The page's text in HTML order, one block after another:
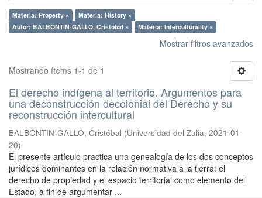
Materia: Property ×
Materia: History ×
Autor: BALBONTIN-GALLO, Cristóbal ×
Materia: Interculturality ×
Mostrar filtros avanzados
Mostrando ítems 1-1 de 1
El derecho indígena al territorio. Argumentos para
una deconstrucción decolonial del Derecho y su
reconstrucción intercultural
BALBONTIN-GALLO, Cristóbal (Universidad del Zulia, 2021-01-
20)
El presente artículo practica una genealogía de los dos conceptos
jurídicos dominantes en la relación normativa a la tierra: el
derecho de propiedad y el espacio territorial como elemento del
Estado, a fin de argumentar ...